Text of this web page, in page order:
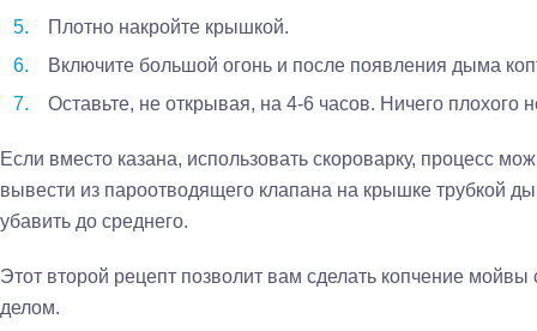
Плотно накройте крышкой.
Включите большой огонь и после появления дыма
Оставьте, не открывая, на 4-6 часов. Ничего плохого
Если вместо казана, использовать скороварку, процесс
вывести из пароотводящего клапана на крышке трубкой
убавить до среднего.
Этот второй рецепт позволит вам сделать копчение
делом.